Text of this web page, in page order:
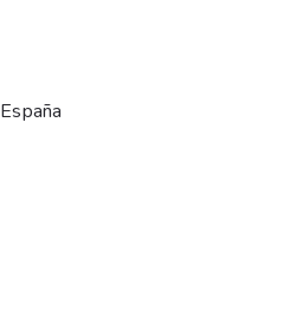
España